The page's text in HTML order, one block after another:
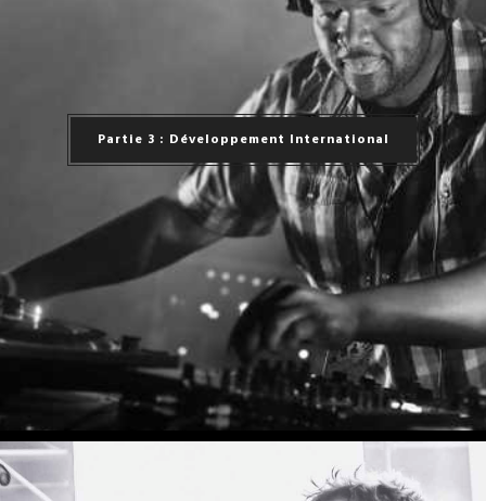
Partie 3 : Développement International